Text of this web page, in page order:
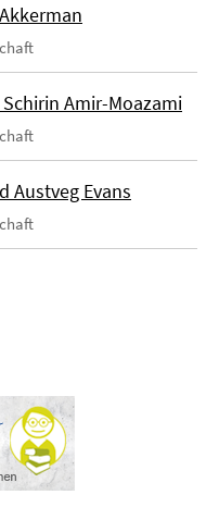
Amir-Moazami
Austveg Evans